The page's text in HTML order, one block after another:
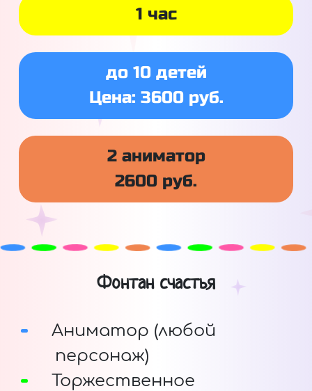
1 час
до 10 детей
Цена: 3600 руб.
2 аниматор
2600 руб.
Фонтан счастья
Аниматор (любой
персонаж)
Торжественное